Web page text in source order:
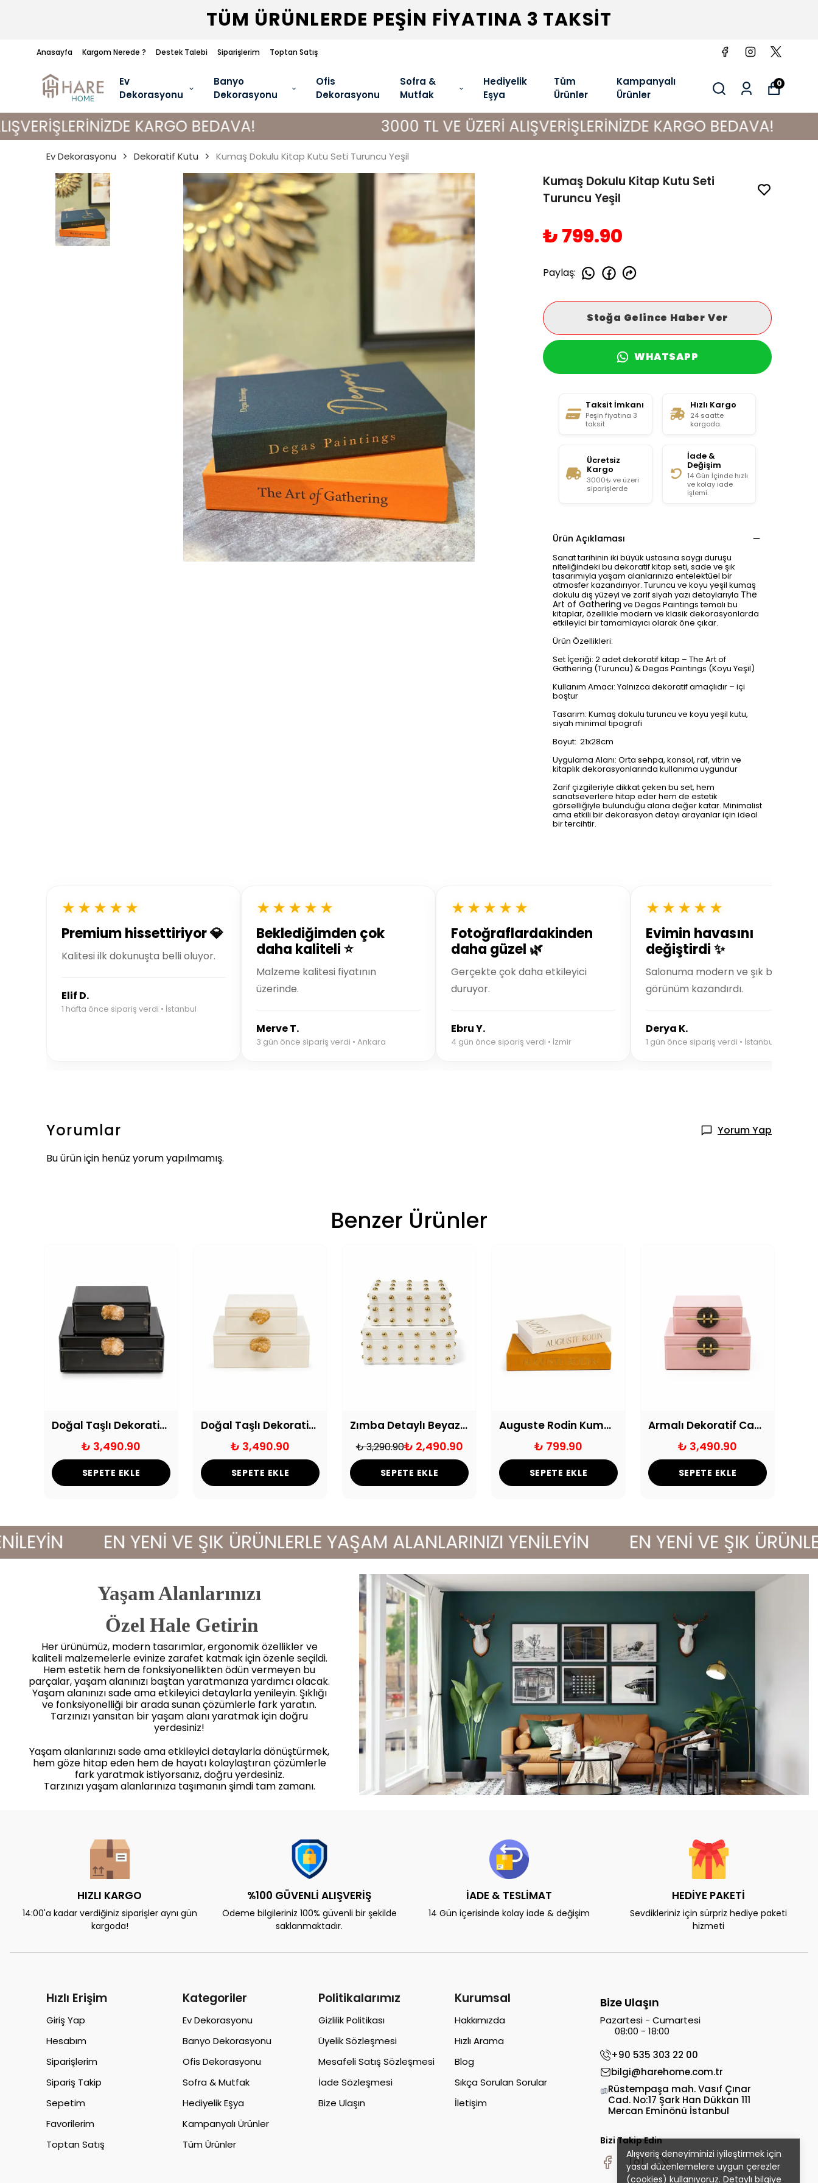
Anasayfa Kargom Nerede ? Destek Talebi Siparişlerim Toptan Satış
TÜM ÜRÜNLERDE PEŞİN FİYATINA 3 TAKSİT
Ev
Dekorasyonu
Banyo
Dekorasyonu
Ofis
Dekorasyonu
Sofra &
Mutfak
Hediyelik
Eşya
Tüm
Ürünler
Kampanyalı
Ürünler
0
Alışveriş deneyiminizi iyileştirmek için
yasal düzenlemelere uygun çerezler
(cookies) kullanıyoruz. Detaylı bilgiye
KARGO BEDAVA! 3000 TL VE ÜZERİ ALIŞVERİŞLERİNİZDE KARGO BEDAVA!
Ev Dekorasyonu Dekoratif Kutu Kumaş Dokulu Kitap Kutu Seti Turuncu Yeşil
Kumaş Dokulu Kitap Kutu Seti
Turuncu Yeşil
₺ 799.90
Paylaş:
Stoğa Gelince Haber Ver
WHATSAPP
Taksit İmkanı
Peşin fiyatına 3
taksit
Hızlı Kargo
24 saatte
kargoda.
Ücretsiz
Kargo
3000₺ ve üzeri
siparişlerde
İade &
Değişim
14 Gün İçinde hızlı
ve kolay iade
işlemi.
Ürün Açıklaması
Sanat tarihinin iki büyük ustasına saygı duruşu
niteliğindeki bu dekoratif kitap seti, sade ve şık
tasarımıyla yaşam alanlarınıza entelektüel bir
atmosfer kazandırıyor. Turuncu ve koyu yeşil kumaş
dokulu dış yüzeyi ve zarif siyah yazı detaylarıyla The
Art of Gathering ve Degas Paintings temalı bu
kitaplar, özellikle modern ve klasik dekorasyonlarda
etkileyici bir tamamlayıcı olarak öne çıkar.
Ürün Özellikleri:
Set İçeriği: 2 adet dekoratif kitap – The Art of
Gathering (Turuncu) & Degas Paintings (Koyu Yeşil)
Kullanım Amacı: Yalnızca dekoratif amaçlıdır – içi
boştur
Tasarım: Kumaş dokulu turuncu ve koyu yeşil kutu,
siyah minimal tipografi
Boyut: 21x28cm
Uygulama Alanı: Orta sehpa, konsol, raf, vitrin ve
kitaplık dekorasyonlarında kullanıma uygundur
Zarif çizgileriyle dikkat çeken bu set, hem
sanatseverlere hitap eder hem de estetik
görselliğiyle bulunduğu alana değer katar. Minimalist
ama etkili bir dekorasyon detayı arayanlar için ideal
bir tercihtir.
★★★★★
Premium hissettiriyor 💎
Kalitesi ilk dokunuşta belli oluyor.
Elif D.
1 hafta önce sipariş verdi • İstanbul
★★★★★
Beklediğimden çok
daha kaliteli ⭐
Malzeme kalitesi fiyatının
üzerinde.
Merve T.
3 gün önce sipariş verdi • Ankara
★★★★★
Fotoğraflardakinden
daha güzel 🌿
Gerçekte çok daha etkileyici
duruyor.
Ebru Y.
4 gün önce sipariş verdi • İzmir
★★★★★
Evimin havasını
değiştirdi ✨
Salonuma modern ve şık bir
görünüm kazandırdı.
Derya K.
1 gün önce sipariş verdi • İstanbul
Yorumlar
Yorum Yap
Bu ürün için henüz yorum yapılmamış.
Benzer Ürünler
Doğal Taşlı Dekoratif Cam Kutu Siyah
₺ 3,490.90
SEPETE EKLE
Doğal Taşlı Dekoratif Cam Kutu Krem
₺ 3,490.90
SEPETE EKLE
Zımba Detaylı Beyaz Deri Kutu Seti
₺ 3,290.90₺ 2,490.90
SEPETE EKLE
Auguste Rodin Kumaş Dokulu Dekoratif Kitap Kutu Seti
₺ 799.90
SEPETE EKLE
Armalı Dekoratif Cam Kutu Pembe
₺ 3,490.90
SEPETE EKLE
EN YENİ VE ŞIK ÜRÜNLERLE YAŞAM ALANLARINIZI YENİLEYİN EN YENİ VE ŞIK
Yaşam Alanlarınızı
Özel Hale Getirin
Her ürünümüz, modern tasarımlar, ergonomik özellikler ve
kaliteli malzemelerle evinize zarafet katmak için özenle seçildi.
Hem estetik hem de fonksiyonellikten ödün vermeyen bu
parçalar, yaşam alanınızı baştan yaratmanıza yardımcı olacak.
Yaşam alanınızı sade ama etkileyici detaylarla yenileyin. Şıklığı
ve fonksiyonelliği bir arada sunan çözümlerle fark yaratın.
Tarzınızı yansıtan bir yaşam alanı yaratmak için doğru
yerdesiniz!
Yaşam alanlarınızı sade ama etkileyici detaylarla dönüştürmek,
hem göze hitap eden hem de hayatı kolaylaştıran çözümlerle
fark yaratmak istiyorsanız, doğru yerdesiniz.
Tarzınızı yaşam alanlarınıza taşımanın şimdi tam zamanı.
HIZLI KARGO
14:00'a kadar verdiğiniz siparişler aynı gün
kargoda!
%100 GÜVENLİ ALIŞVERİŞ
Ödeme bilgileriniz 100% güvenli bir şekilde
saklanmaktadır.
İADE & TESLİMAT
14 Gün içerisinde kolay iade & değişim
HEDİYE PAKETİ
Sevdikleriniz için sürpriz hediye paketi
hizmeti
Hızlı Erişim
Giriş Yap
Hesabım
Siparişlerim
Sipariş Takip
Sepetim
Favorilerim
Toptan Satış
Kategoriler
Ev Dekorasyonu
Banyo Dekorasyonu
Ofis Dekorasyonu
Sofra & Mutfak
Hediyelik Eşya
Kampanyalı Ürünler
Tüm Ürünler
Politikalarımız
Gizlilik Politikası
Üyelik Sözleşmesi
Mesafeli Satış Sözleşmesi
İade Sözleşmesi
Bize Ulaşın
Kurumsal
Hakkımızda
Hızlı Arama
Blog
Sıkça Sorulan Sorular
İletişim
Bize Ulaşın
Pazartesi - Cumartesi
08:00 - 18:00
+90 535 303 22 00
bilgi@harehome.com.tr
Rüstempaşa mah. Vasıf Çınar
Cad. No:17 Şark Han Dükkan 111
Mercan Eminönü İstanbul
Bizi Takip Edin